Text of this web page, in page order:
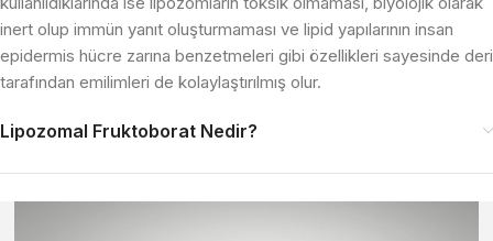
inert olup immün yanıt oluşturmaması ve lipid yapılarının insan
epidermis hücre zarına benzetmeleri gibi özellikleri sayesinde deri
tarafından emilimleri de kolaylaştırılmış olur.
Lipozomal Fruktoborat Nedir?